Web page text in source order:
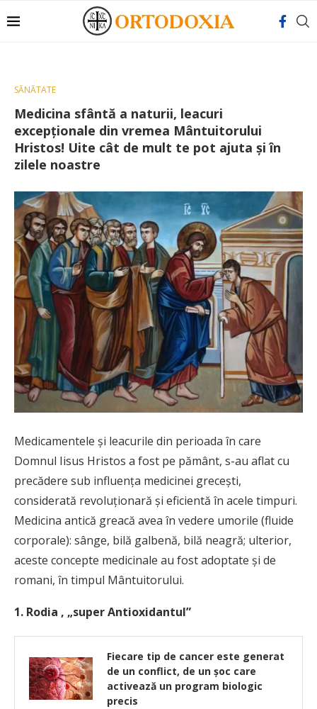
SĂNĂTATE
Medicina sfântă a naturii, leacuri
excepţionale din vremea Mântuitorului
Hristos! Uite cât de mult te pot ajuta și în
zilele noastre
Medicamentele şi leacurile din perioada în care
Domnul Iisus Hristos a fost pe pământ, s-au aflat cu
precădere sub influenţa medicinei greceşti,
considerată revoluţionară şi eficientă în acele timpuri.
Medicina antică greacă avea în vedere umorile (fluide
corporale): sânge, bilă galbenă, bilă neagră; ulterior,
aceste concepte medicinale au fost adoptate şi de
romani, în timpul Mântuitorului.
1. Rodia , „super Antioxidantul”
Fiecare tip de cancer este generat
de un conflict, de un şoc care
activează un program biologic
precis